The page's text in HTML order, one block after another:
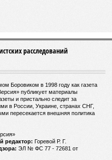
расследований
Боровиком в 1998 году как газета
публикует материалы
и пристально следит за
в России, Украине, странах СНГ,
пересекается внешняя политика
редактор: Горевой Р. Г.
ЭЛ № ФС 77 - 72681 от